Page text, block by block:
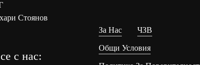
Стоянов
с нас:
За Нас ЧЗВ
Общи Условия